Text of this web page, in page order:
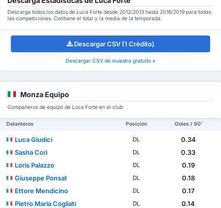
Descarga todos los datos de Luca Forte desde 2012/2013 hasta 2018/2019 para todas
las competiciones. Contiene el total y la media de la temporada.
Descargar CSV (1 Crédito)
Descargar CSV de muestra gratuito »
Monza Equipo
Compañeros de equipo de Luca Forte en el club
Delanteros Posición Goles / 90'
Luca Giudici DL
0.34
Sasha Cori
DL
0.33
Loris Palazzo
DL
0.19
Giuseppe Ponsat
DL
0.18
Ettore Mendicino
DL
0.17
Pietro Maria Cogliati
DL
0.14